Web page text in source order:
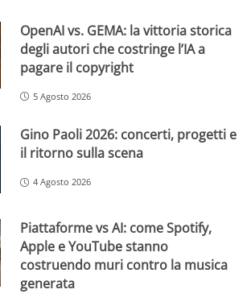
OpenAI vs. GEMA: la vittoria storica
degli autori che costringe l’IA a
pagare il copyright
5 Agosto 2026
Gino Paoli 2026: concerti, progetti e
il ritorno sulla scena
4 Agosto 2026
Piattaforme vs AI: come Spotify,
Apple e YouTube stanno
costruendo muri contro la musica
generata